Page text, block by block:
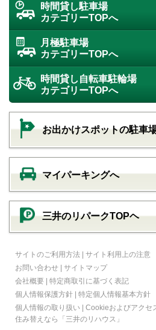
時間貸し駐車場
カテゴリーTOPへ
月極駐車場
カテゴリーTOPへ
時間貸し自転車駐輪場
カテゴリーTOPへ
お出かけスポットの駐車
マイパーキングへ
三井のリパークTOPヘ
サイトのご利用方法 | サイト利用上の注意
お問い合わせ | サイトマップ
会社概要 | 特定商取引に基づく表記
個人情報保護方針 | 特定個人情報基本方針
個人情報の取り扱い | Cookieおよびアクセ
住み替えなら
「三井のリハウス」